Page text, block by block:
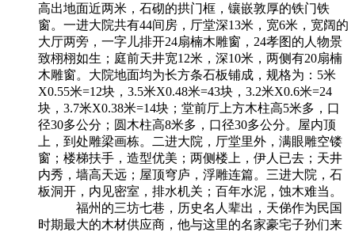
高出地面近两米，石砌的拱门框，镶嵌敦厚的铁门铁
窗。一进大院共有44间房，厅堂深13米，宽6米，宽阔的
大厅两旁，一字儿排开24扇楠木雕窗，24孝图的人物景
致栩栩如生；庭前天井宽12米，深10米，两侧有20扇楠
木雕窗。大院地面均为长方条石板铺成，规格为：5米
X0.55米=12块，3.5米X0.48米=43块，3.2米X0.6米=24
块，3.7米X0.38米=14块；堂前厅上方木柱高5米多，口
径30多公分；圆木柱高8米多，口径30多公分。屋内顶
上，到处雕梁画栋。二进大院，厅堂里外，满眼雕空镂
窗；楼梯扶手，造型优美；两侧楼上，伊人已去；天井
内秀，墙高天远；屋顶穹庐，浮雕连篇。三进大院，石
板洞开，内见密室，排水机关；百年水泥，蚀木难当。
福州的三坊七巷，历史名人辈出，天俤作为民国
时期最大的木材供应商，他与这里的名家豪宅子孙们来